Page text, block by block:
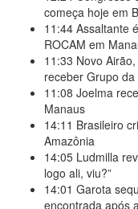
começa hoje em
11:44 Assaltante
ROCAM em
11:33 Novo
receber Grupo
11:08 Joelma
Manaus
14:11 Brasileiro
Amazônia
14:05 Ludmilla
logo ali, viu?”
14:01 Garota
encontrada após